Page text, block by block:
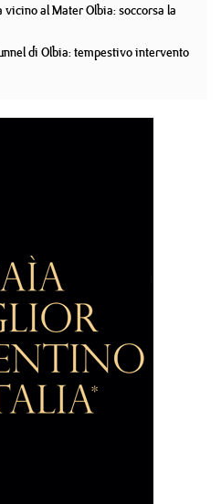
al Mater Olbia: soccorsa la
di Olbia: tempestivo intervento